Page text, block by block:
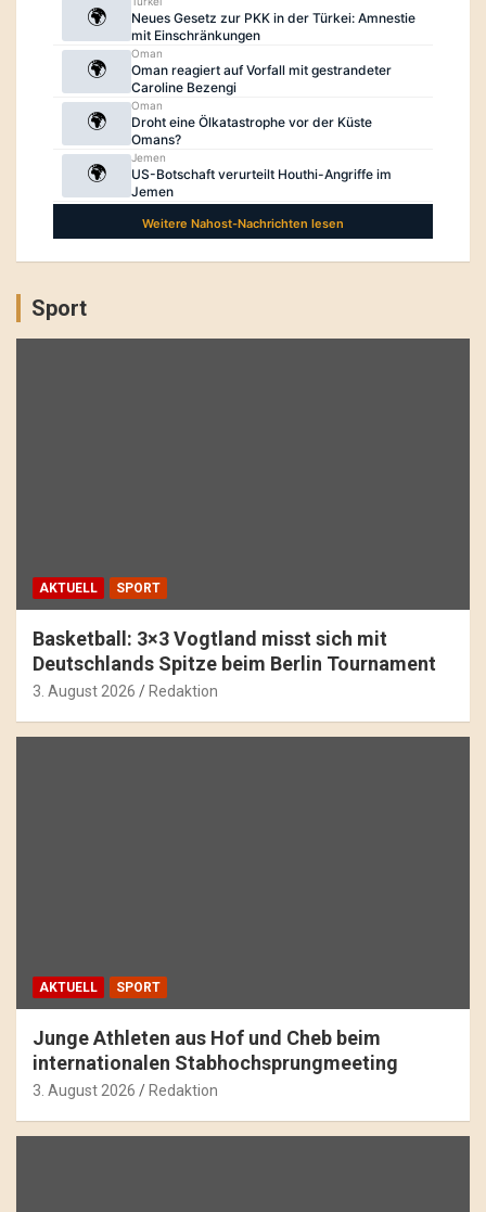
Sport
AKTUELL SPORT
Basketball: 3×3 Vogtland misst sich mit
Deutschlands Spitze beim Berlin Tournament
3. August 2026 Redaktion
AKTUELL SPORT
Junge Athleten aus Hof und Cheb beim
internationalen Stabhochsprungmeeting
3. August 2026 Redaktion